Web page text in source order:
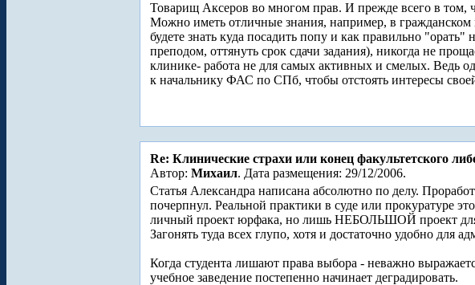
Товарищ Аксеров во многом прав. И прежде всего в том,
Можно иметь отличные знания, например, в гражданском
будете знать куда посадить попу и как правильно
преподом, оттянуть срок сдачи задания), никогда не
клинике- работа не для самых активных и смелых. Ведь
к начальнику ФАС по СПб, чтобы отстоять интересы
Re: Клинические страхи или конец факультетского
Автор: Михаил. Дата размещения: 29/12/2006.
Статья Александра написана абсолютно по делу.
почерпнул. Реальной практики в суде или прокуратуре
личный проект юрфака, но лишь НЕБОЛЬШОЙ проект
Загонять туда всех глупо, хотя и достаточно удобно для
Когда студента лишают права выбора - неважно
учебное заведение постепенно начинает деградировать.